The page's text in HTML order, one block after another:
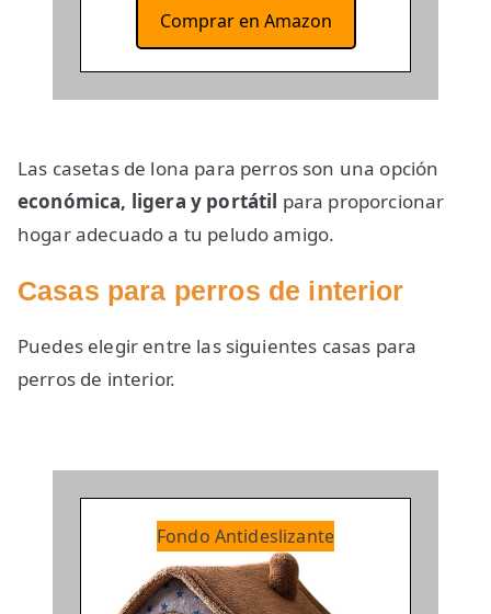
Comprar en Amazon
Las casetas de lona para perros son una opción
económica, ligera y portátil para proporcionar
hogar adecuado a tu peludo amigo.
Casas para perros de interior
Puedes elegir entre las siguientes casas para
perros de interior.
Fondo Antideslizante